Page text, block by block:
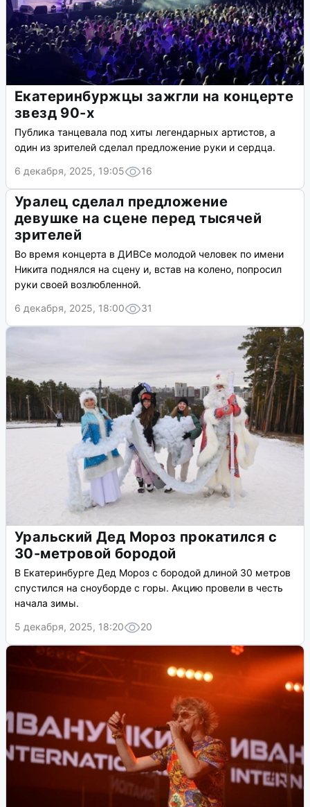
Екатеринбуржцы зажгли на концерте
звезд 90-х
Публика танцевала под хиты легендарных артистов, а
один из зрителей сделал предложение руки и сердца.
6 декабря, 2025, 19:05
16
Уралец сделал предложение
девушке на сцене перед тысячей
зрителей
Во время концерта в ДИВСе молодой человек по имени
Никита поднялся на сцену и, встав на колено, попросил
руки своей возлюбленной.
6 декабря, 2025, 18:00
31
Уральский Дед Мороз прокатился с
30-метровой бородой
В Екатеринбурге Дед Мороз с бородой длиной 30 метров
спустился на сноуборде с горы. Акцию провели в честь
начала зимы.
5 декабря, 2025, 18:20
20